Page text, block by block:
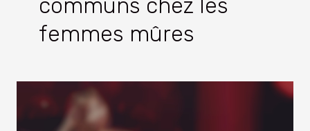
communs chez les
femmes mûres